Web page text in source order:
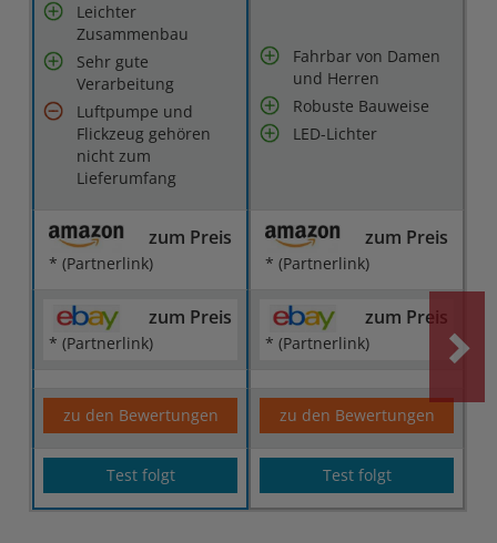
Leichter
Zusammenbau
Sehr gute
Verarbeitung
Luftpumpe und
Flickzeug gehören
nicht zum
Lieferumfang
Fahrbar von Damen
und Herren
Robuste Bauweise
LED-Lichter
zum Preis
* (Partnerlink)
zum Preis
* (Partnerlink)
zum Preis
* (Partnerlink)
zum Preis
* (Partnerlink)
zu den Bewertungen zu den Bewertungen
Test folgt Test folgt